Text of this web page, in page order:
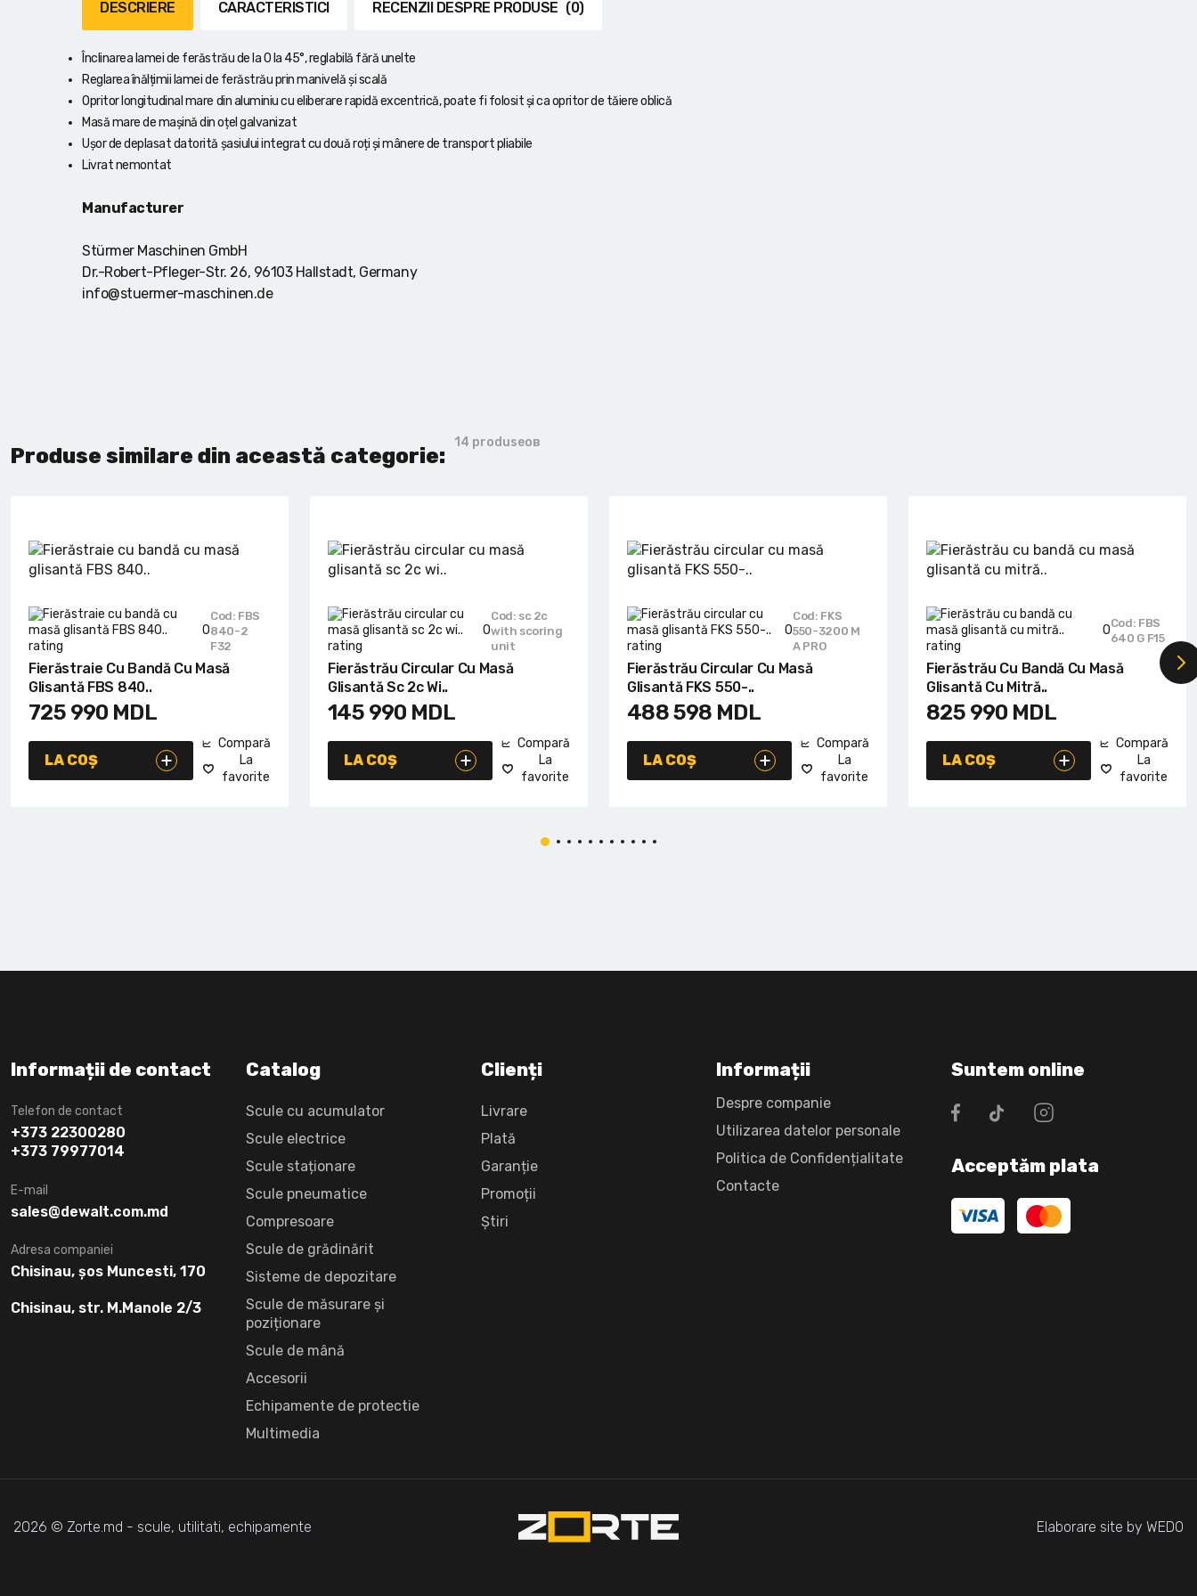
Acumulatoare si încărcătoare
DESCRIERE CARACTERISTICI RECENZII DESPRE PRODUSE (0)
Înclinarea lamei de ferăstrău de la 0 la 45°, reglabilă fără unelte
Reglarea înălțimii lamei de ferăstrău prin manivelă și scală
Opritor longitudinal mare din aluminiu cu eliberare rapidă excentrică, poate fi folosit și ca opritor de tăiere oblică
Masă mare de mașină din oțel galvanizat
Ușor de deplasat datorită șasiului integrat cu două roți și mânere de transport pliabile
Livrat nemontat
Manufacturer
Stürmer Maschinen GmbH
Dr.-Robert-Pfleger-Str. 26, 96103 Hallstadt, Germany
info@stuermer-maschinen.de
Produse similare din această categorie:
14 produseов
0
Cod: FBS
840-2
F32
Fierăstraie Cu Bandă Cu Masă
Glisantă FBS 840..
725 990 MDL
LA COȘ
Compară
La
favorite
0
Cod: sc 2c
with scoring
unit
Fierăstrău Circular Cu Masă
Glisantă Sc 2c Wi..
145 990 MDL
LA COȘ
Compară
La
favorite
0
Cod: FKS
550-3200 M
A PRO
Fierăstrău Circular Cu Masă
Glisantă FKS 550-..
488 598 MDL
LA COȘ
Compară
La
favorite
0Cod: FBS
640 G F15
Fierăstrău Cu Bandă Cu Masă
Glisantă Cu Mitră..
825 990 MDL
LA COȘ
Compară
La
favorite
Informații de contact
Telefon de contact
+373 22300280
+373 79977014
E-mail
sales@dewalt.com.md
Adresa companiei
Chisinau, șos Muncesti, 170
Chisinau, str. M.Manole 2/3
Catalog
Scule cu acumulator
Scule electrice
Scule staționare
Scule pneumatice
Compresoare
Scule de grădinărit
Sisteme de depozitare
Scule de măsurare și
poziționare
Scule de mână
Accesorii
Echipamente de protectie
Multimedia
Clienți
Livrare
Plată
Garanție
Promoții
Știri
Informații
Despre companie
Utilizarea datelor personale
Politica de Confidențialitate
Сontacte
Suntem online
Acceptăm plata
2026 © Zorte.md - scule, utilitati, echipamente Elaborare site by WEDO